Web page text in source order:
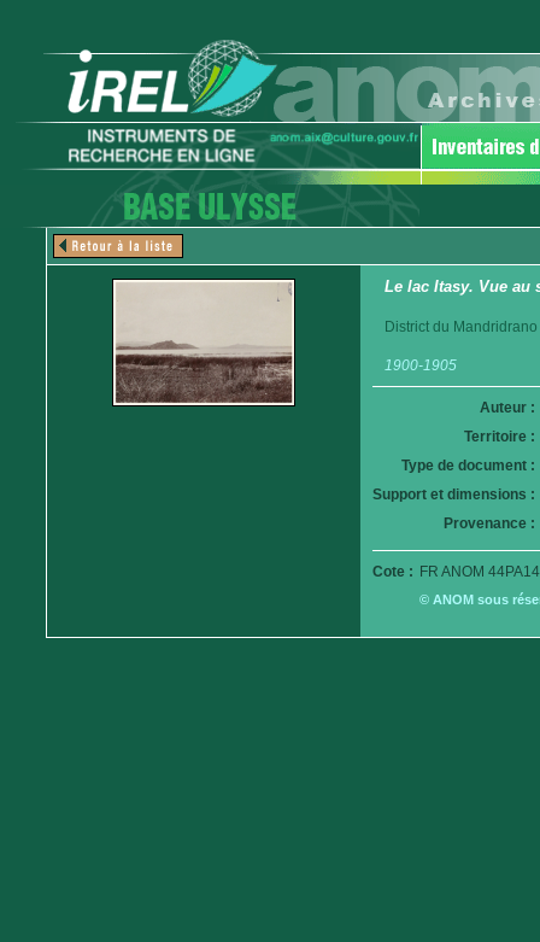
Le lac Itasy. Vue au
District du Mandridrano
1900-1905
Auteur :
Territoire :
Type de document :
Support et dimensions :
Provenance :
Cote : FR ANOM
© ANOM sous